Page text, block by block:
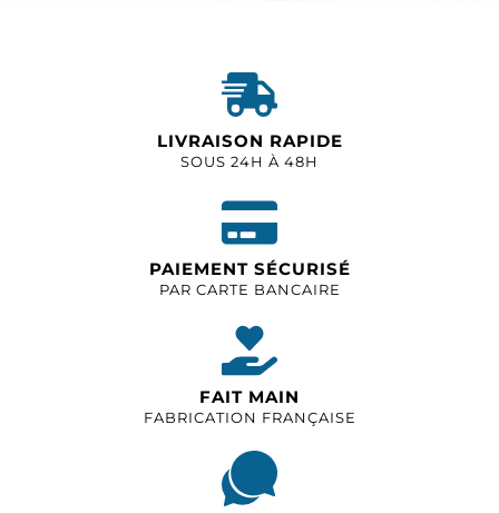
LIVRAISON RAPIDE
SOUS 24H À 48H
PAIEMENT SÉCURISÉ
PAR CARTE BANCAIRE
FAIT MAIN
FABRICATION FRANÇAISE